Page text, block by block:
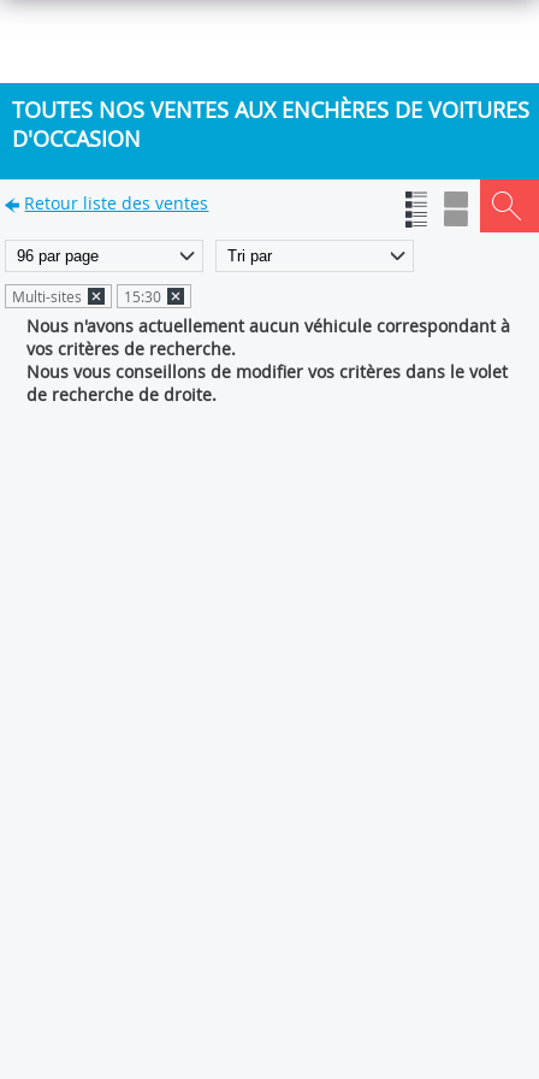
TOUTES NOS VENTES AUX ENCHÈRES DE VOITURES
D'OCCASION
Retour liste des ventes
Multi-sites 15:30
Nous n'avons actuellement aucun véhicule correspondant à
vos critères de recherche.
Nous vous conseillons de modifier vos critères dans le volet
de recherche de droite.